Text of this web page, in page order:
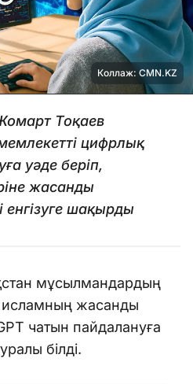
Коллаж: CMN.KZ
Тоқаев
цифрлық
уәде беріп,
жасанды
енгізуге шақырды
мұсылмандардың
исламның жасанды
чатын пайдалануға
білді.